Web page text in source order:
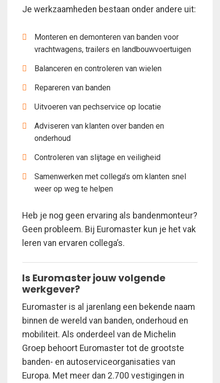
Je werkzaamheden bestaan onder andere uit:
Monteren en demonteren van banden voor
vrachtwagens, trailers en landbouwvoertuigen
Balanceren en controleren van wielen
Repareren van banden
Uitvoeren van pechservice op locatie
Adviseren van klanten over banden en
onderhoud
Controleren van slijtage en veiligheid
Samenwerken met collega’s om klanten snel
weer op weg te helpen
Heb je nog geen ervaring als bandenmonteur?
Geen probleem. Bij Euromaster kun je het vak
leren van ervaren collega’s.
Is Euromaster jouw volgende
werkgever?
Euromaster is al jarenlang een bekende naam
binnen de wereld van banden, onderhoud en
mobiliteit. Als onderdeel van de Michelin
Groep behoort Euromaster tot de grootste
banden- en autoserviceorganisaties van
Europa. Met meer dan 2.700 vestigingen in